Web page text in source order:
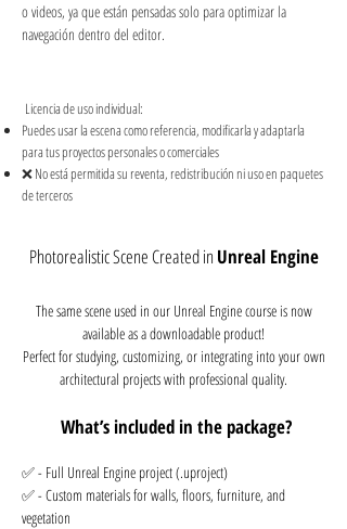
o videos, ya que están pensadas solo para optimizar la
navegación dentro del editor.
Licencia de uso individual:
Puedes usar la escena como referencia, modificarla y adaptarla
para tus proyectos personales o comerciales
❌ No está permitida su reventa, redistribución ni uso en paquetes
de terceros
Photorealistic Scene Created in Unreal Engine
The same scene used in our Unreal Engine course is now
available as a downloadable product!
Perfect for studying, customizing, or integrating into your own
architectural projects with professional quality.
What’s included in the package?
✅ - Full Unreal Engine project (.uproject)
✅ - Custom materials for walls, floors, furniture, and
vegetation